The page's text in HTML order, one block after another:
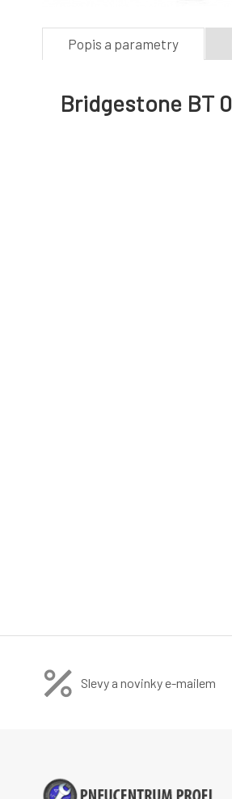
Popis a parametry
Bridgestone BT
Slevy a novinky e-mailem